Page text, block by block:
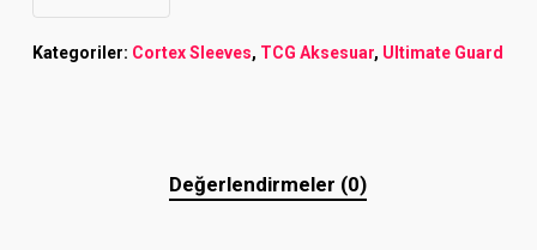
Kategoriler: Cortex Sleeves, TCG Aksesuar, Ultimate Guard
Değerlendirmeler (0)